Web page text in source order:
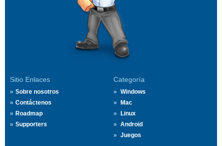
Sitio Enlaces
Sobre nosotros
Contáctenos
Roadmap
Supporters
Categoría
Windows
Mac
Linux
Android
Juegos